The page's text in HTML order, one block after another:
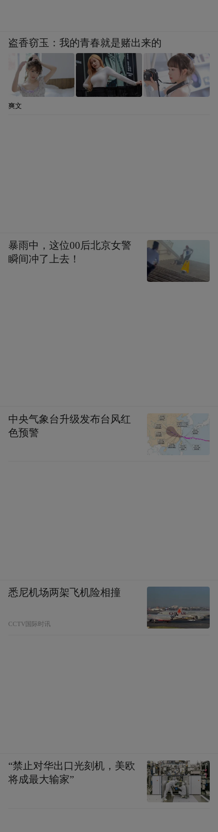
盗香窃玉：我的青春就是赌出来的
爽文
暴雨中，这位00后北京女警
瞬间冲了上去！
中央气象台升级发布台风红
色预警
悉尼机场两架飞机险相撞
CCTV国际时讯
“禁止对华出口光刻机，美欧
将成最大输家”